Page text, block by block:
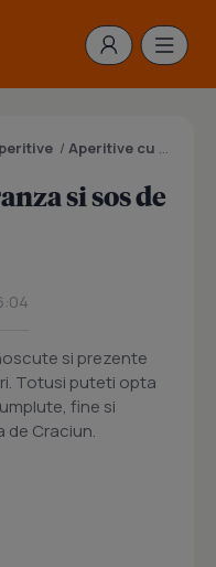
/ Aperitive cu oua
si sos de
si prezente
Totusi puteti opta
fine si
de Craciun.